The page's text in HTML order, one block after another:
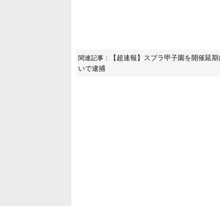
関連記事：
【超速報】スプラ甲子園を開催延
いで逮捕